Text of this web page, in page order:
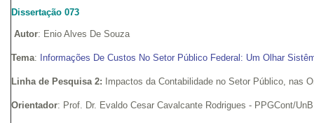
Dissertação 073
Autor: Enio Alves De Souza
Tema: Informações De Custos No Setor Público Federal: Um Olhar
Linha de Pesquisa 2: Impactos da Contabilidade no Setor Público, nas
Orientador: Prof. Dr. Evaldo Cesar Cavalcante Rodrigues - PPGCont/UnB